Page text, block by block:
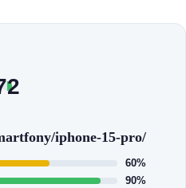
iphone-15-pro/
60%
90%